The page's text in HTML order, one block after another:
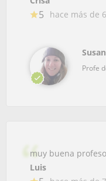
5 hace más de
Profe
muy buena
Luis